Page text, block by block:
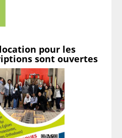
pour les
sont ouvertes